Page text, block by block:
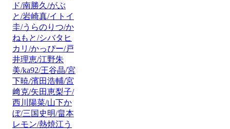
ド/南勝久/がぶ
と/岩崎真/イトイ
圭/うらのりつ/か
ねもと/シバタヒ
カリ/かっぴー/戸
井理恵/江野朱
美/ka92/王谷晶/宮
下暁/濱田浩輔/宮
﨑克/矢田恵梨子/
西川陽菜/山下か
ぼ/三国史明/畠本
レモン/熱焼江う